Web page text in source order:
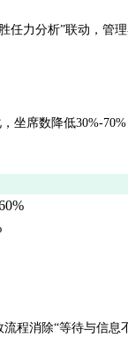
任力分析”联动，管
坐席数降低30%-
程消除“等待与信息